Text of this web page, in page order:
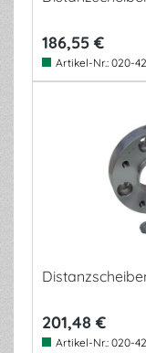
186,55 €
Artikel-Nr.: 020-
201,48 €
Artikel-Nr.: 020-